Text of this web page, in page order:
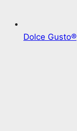
Dolce Gusto®